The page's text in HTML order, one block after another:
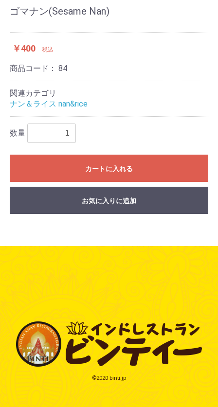
ゴマナン(Sesame Nan)
￥400 税込
商品コード： 84
関連カテゴリ
ナン＆ライス nan&rice
数量
カートに入れる
お気に入りに追加
©2020 binti.jp